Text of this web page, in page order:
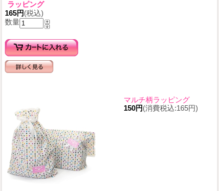
ラッピング
165円(税込)
数量
マルチ柄ラッピング
150円(消費税込:165円)